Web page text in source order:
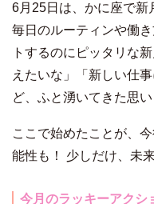
6月25日は、かに座で新
毎日のルーティンや働
トするのにピッタリな
えたいな」「新しい仕
ど、ふと湧いてきた思
ここで始めたことが、
能性も！ 少しだけ、未
今月のラッキーアクシ